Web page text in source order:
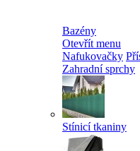
Bazény
Otevřít menu
Nafukovačky
Zahradní sprchy
Stínicí tkaniny